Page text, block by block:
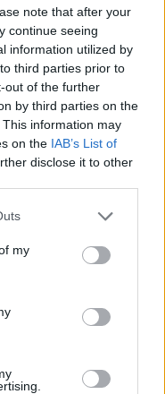
note that after your
continue seeing
information utilized by
third parties prior to
out of the further
by third parties on the
This information may
on the IAB’s List of
disclose it to other
my
momento, kai